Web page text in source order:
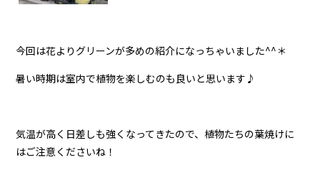
今回は花よりグリーンが多めの紹介になっちゃいました^^＊
暑い時期は室内で植物を楽しむのも良いと思います♪
気温が高く日差しも強くなってきたので、植物たちの葉焼けに
はご注意くださいね！